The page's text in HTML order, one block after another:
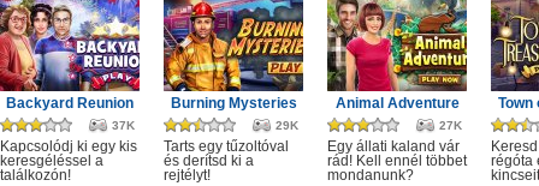
Backyard Reunion
37K
Kapcsolódj ki egy kis
keresgéléssel a
találkozón!
Burning Mysteries
29K
Tarts egy tűzoltóval
és derítsd ki a
rejtélyt!
Animal Adventure
27K
Egy állati kaland vár
rád! Kell ennél többet
mondanunk?
Town
régóta